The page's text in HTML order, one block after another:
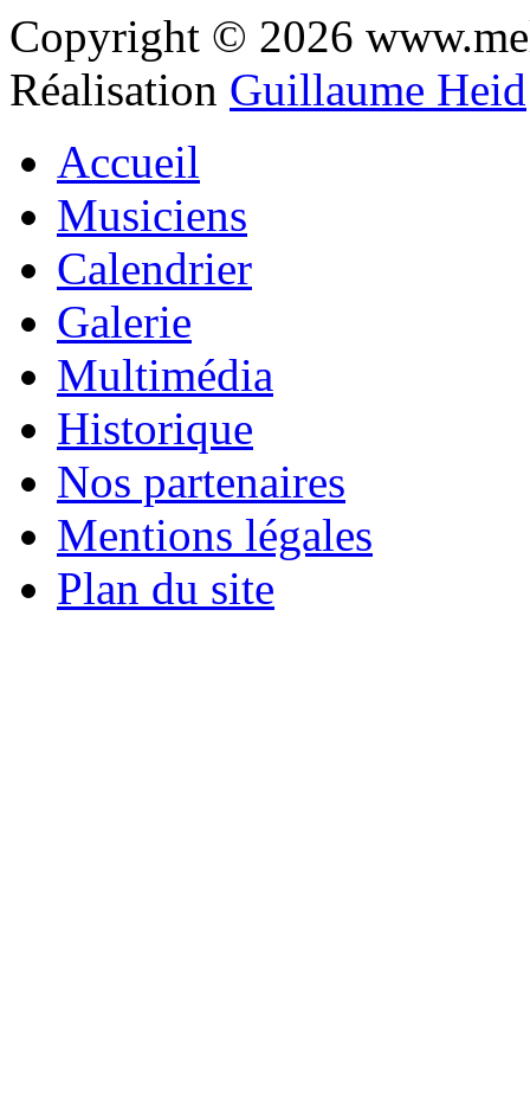
Copyright © 2026
Réalisation Guillaume Heid
Accueil
Musiciens
Calendrier
Galerie
Multimédia
Historique
Nos partenaires
Mentions légales
Plan du site